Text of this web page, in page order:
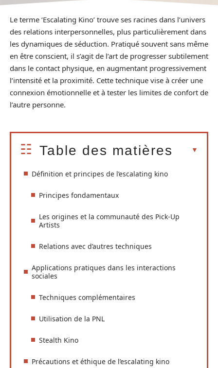
Le terme ‘Escalating Kino’ trouve ses racines dans l’univers
des relations interpersonnelles, plus particulièrement dans
les dynamiques de séduction. Pratiqué souvent sans même
en être conscient, il s’agit de l’art de progresser subtilement
dans le contact physique, en augmentant progressivement
l’intensité et la proximité. Cette technique vise à créer une
connexion émotionnelle et à tester les limites de confort de
l’autre personne.
Table des matières
Définition et principes de l’escalating kino
Principes fondamentaux
Les origines et la communauté des Pick-Up
Artists
Relations avec d’autres techniques
Applications pratiques dans les interactions
sociales
Techniques complémentaires
Utilisation de la PNL
Stealth Kino
Précautions et éthique de l’escalating kino